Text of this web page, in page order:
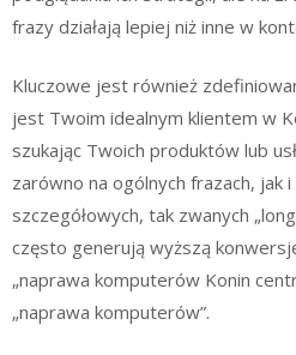
frazy działają lepiej niż inne w
Kluczowe jest również
jest Twoim idealnym klientem w
szukając Twoich produktów lub
zarówno na ogólnych frazach, jak
szczegółowych, tak zwanych
często generują wyższą
„naprawa komputerów Konin
„naprawa komputerów”.